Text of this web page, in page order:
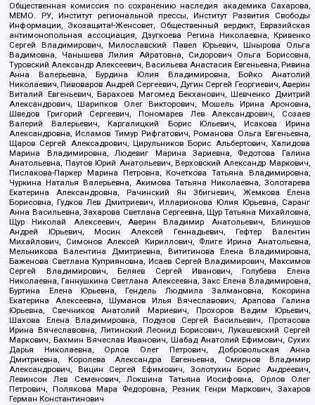
Общественная комиссия по сохранению наследия академика Сахарова,
МЕМО. РУ, Институт региональной прессы, Институт Развития Свободы
Информации, Экозащита!-Женсовет, Общественный вердикт, Евразийская
антимонопольная ассоциация, Дзугкоева Регина Николаевна, Кривенко
Сергей Владимирович, Милославский Павел Юрьевич, Шнырова Ольга
Вадимовна, Чанышева Лилия Айратовна, Сидорович Ольга Борисовна,
Туровский Александр Алексеевич, Васильева Анастасия Евгеньевна, Ривина
Анна Валерьевна, Бурдина Юлия Владимировна, Бойко Анатолий
Николаевич, Пивоваров Андрей Сергеевич, Дугин Сергей Георгиевич, Аверин
Виталий Евгеньевич, Барахоев Магомед Бекханович, Шевченко Дмитрий
Александрович, Шарипков Олег Викторович, Мошель Ирина Ароновна,
Шведов Григорий Сергеевич, Пономарев Лев Александрович, Созаев
Валерий Валерьевич, Каргалицкий Борис Юльевич, Исакова Ирина
Александровна, Исламов Тимур Рифгатович, Романова Ольга Евгеньевна,
Щаров Сергей Алексадрович, Цирульников Борис Альбертович, Халидова
Марина Владимировна, Людевиг Марина Зариевна, Федотова Галина
Анатольевна, Паутов Юрий Анатольевич, Верховский Александр Маркович,
Пислакова-Паркер Марина Петровна, Кочеткова Татьяна Владимировна,
Чуркина Наталья Валерьевна, Акимова Татьяна Николаевна, Золотарева
Екатерина Александровна, Рачинский Ян Збигневич, Жемкова Елена
Борисовна, Гудков Лев Дмитриевич, Илларионова Юлия Юрьевна, Саранг
Анна Васильевна, Захарова Светлана Сергеевна, Щур Татьяна Михайловна,
Щур Николай Алексеевич, Аверин Владимир Анатольевич, Блинушов
Андрей Юрьевич, Мосин Алексей Геннадьевич, Гефтер Валентин
Михайлович, Симонов Алексей Кириллович, Флиге Ирина Анатольевна,
Мельникова Валентина Дмитриевна, Вититинова Елена Владимировна,
Баженова Светлана Куприяновна, Исаев Сергей Владимирович, Максимов
Сергей Владимирович, Беляев Сергей Иванович, Голубева Елена
Николаевна, Ганнушкина Светлана Алексеевна, Закс Елена Владимировна,
Буртина Елена Юрьевна, Гендель Людмила Залмановна, Кокорина
Екатерина Алексеевна, Шуманов Илья Вячеславович, Арапова Галина
Юрьевна, Свечников Анатолий Мариевич, Прохоров Вадим Юрьевич,
Шахова Елена Владимировна, Подузов Сергей Васильевич, Протасова
Ирина Вячеславовна, Литинский Леонид Борисович, Лукашевский Сергей
Маркович, Бахмин Вячеслав Иванович, Шабад Анатолий Ефимович, Сухих
Дарья Николаевна, Орлов Олег Петрович, Добровольская Анна
Дмитриевна, Королева Александра Евгеньевна, Смирнов Владимир
Александрович, Вицин Сергей Ефимович, Золотухин Борис Андреевич,
Левинсон Лев Семенович, Локшина Татьяна Иосифовна, Орлов Олег
Петрович, Полякова Мара Федоровна, Резник Генри Маркович, Захаров
Герман Константинович